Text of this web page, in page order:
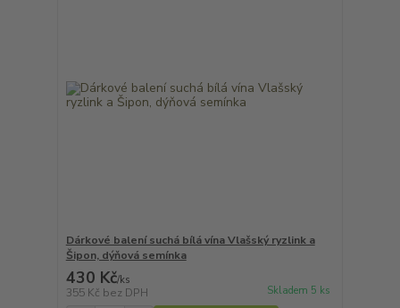
Dárkové balení suchá bílá vína Vlašský ryzlink a
Šipon, dýňová semínka
430 Kč/ks
355 Kč bez DPH Skladem 5 ks